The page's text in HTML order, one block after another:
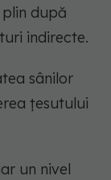
după
indirecte.
sânilor
țesutului
un nivel